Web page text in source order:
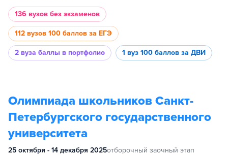
136 вузов без экзаменов
112 вузов 100 баллов за ЕГЭ
2 вуза баллы в портфолио 1 вуз 100 баллов за ДВИ
Олимпиада школьников Санкт-
Петербургского государственного
университета
25 октября - 14 декабря 2025отборочный заочный этап